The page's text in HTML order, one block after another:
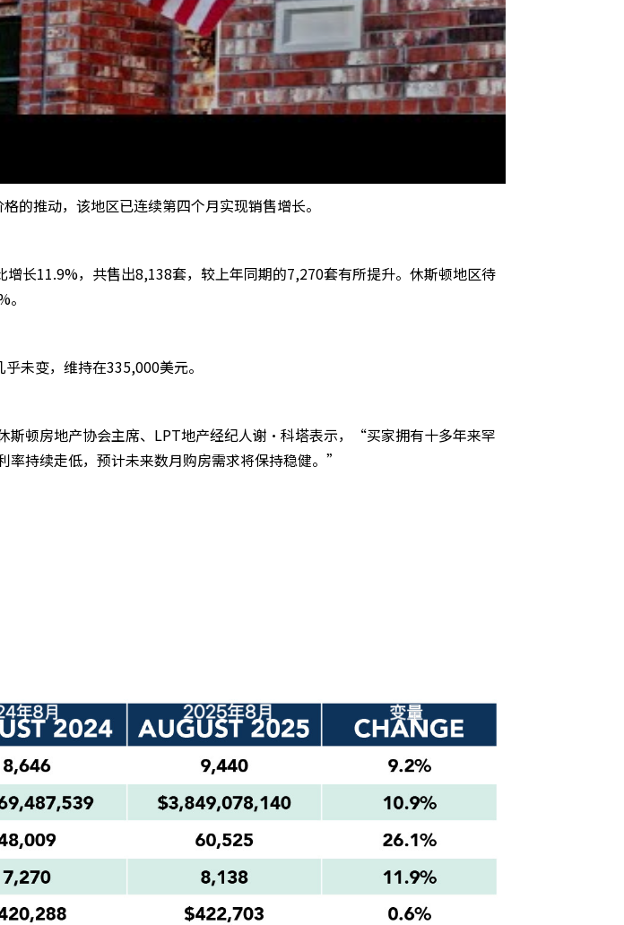
的推动，该地区已连续第四个月实现销售增长。
长11.9%，共售出8,138套，较上年同期的7,270套有所提升。休斯顿地区待
未变，维持在335,000美元。
顿房地产协会主席、LPT地产经纪人谢·科塔表示，“买家拥有十多年来罕
持续走低，预计未来数月购房需求将保持稳健。”